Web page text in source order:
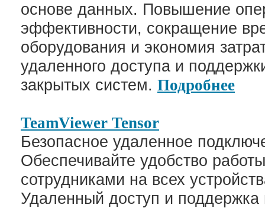
основе данных. Повышение
эффективности, сокращение
оборудования и экономия
удаленного доступа и
закрытых систем. Подробнее
TeamViewer Tensor
Безопасное удаленное
Обеспечивайте удобство
сотрудниками на всех
Удаленный доступ и поддержка